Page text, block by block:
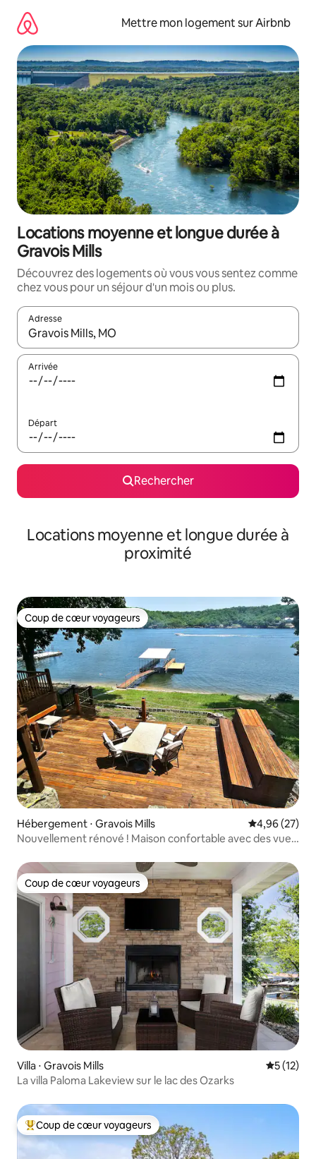
directement
contenu
Mettre mon logement sur Airbnb
Locations moyenne et longue durée à
Gravois Mills
Découvrez des logements où vous vous sentez comme
chez vous pour un séjour d'un mois ou plus.
Adresse
Lorsque les résultats s'affichent, utilisez les flèches vers le
Arrivée
Départ
Rechercher
Locations moyenne et longue durée à
proximité
Coup de cœur voyageurs
Coup de cœur voyageurs
Hébergement ⋅ Gravois Mills Évaluation
4,96 (27)
Nouvellement rénové ! Maison confortable avec des vues
Coup de cœur voyageurs
Coup de cœur voyageurs
Villa ⋅ Gravois Mills
5 (12)
La villa Paloma Lakeview sur le lac des Ozarks
Coups de cœur voyageurs les plus appréciés
Coup de cœur voyageurs